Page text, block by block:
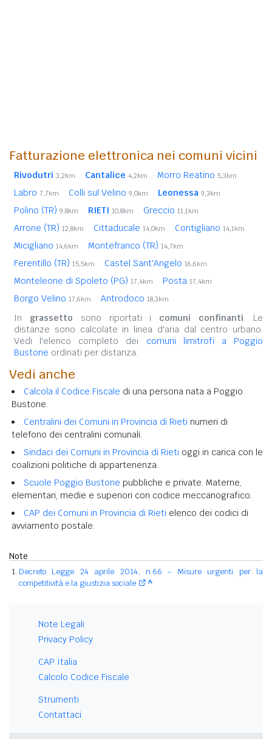
Fatturazione elettronica nei comuni vicini
Rivodutri 3,2km Cantalice 4,2km Morro Reatino 5,3km
Labro 7,7km Colli sul Velino 9,0km Leonessa 9,3km
Polino (TR) 9,8km RIETI 10,8km Greccio 11,1km
Arrone (TR) 12,8km Cittaducale 14,0km Contigliano 14,1km
Micigliano 14,6km Montefranco (TR) 14,7km
Ferentillo (TR) 15,5km Castel Sant'Angelo 16,6km
Monteleone di Spoleto (PG) 17,4km Posta 17,4km
Borgo Velino 17,6km Antrodoco 18,3km
In grassetto sono riportati i comuni confinanti. Le
distanze sono calcolate in linea d'aria dal centro urbano.
Vedi l'elenco completo dei comuni limitrofi a Poggio
Bustone ordinati per distanza.
Vedi anche
Calcola il Codice Fiscale di una persona nata a Poggio
Bustone.
Centralini dei Comuni in Provincia di Rieti numeri di
telefono dei centralini comunali.
Sindaci dei Comuni in Provincia di Rieti oggi in carica con le
coalizioni politiche di appartenenza.
Scuole Poggio Bustone pubbliche e private. Materne,
elementari, medie e superiori con codice meccanografico.
CAP dei Comuni in Provincia di Rieti elenco dei codici di
avviamento postale.
Note
Decreto Legge 24 aprile 2014, n.66 - Misure urgenti per la
competitività e la giustizia sociale
^
Note Legali
Privacy Policy
CAP Italia
Calcolo Codice Fiscale
Strumenti
Contattaci